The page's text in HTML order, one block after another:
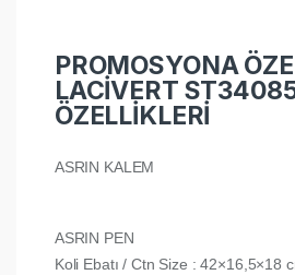
PROMOSYONA
LACİVERT
ÖZELLİKLERİ
ASRIN KALEM
ASRIN PEN
Koli Ebatı / Ctn Size : 42×16,5×18